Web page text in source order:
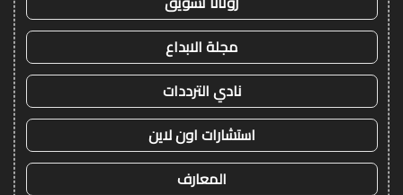
مجلة الابداع
نادي الترددات
استشارات اون لاين
المعارف